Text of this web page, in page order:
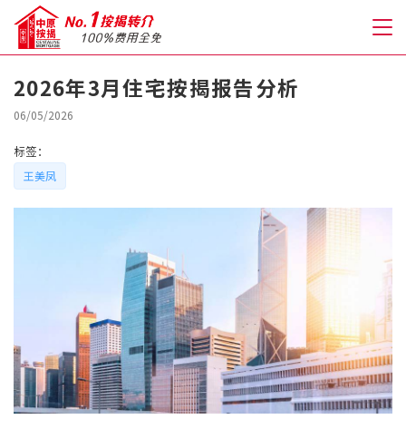
关于我们
格到至抵按揭
免费房贷转介服务
免费开户转介服务
私人贷款
优惠礼遇
2026年3月住宅按揭报告分析
06/05/2026
标签：
王美凤